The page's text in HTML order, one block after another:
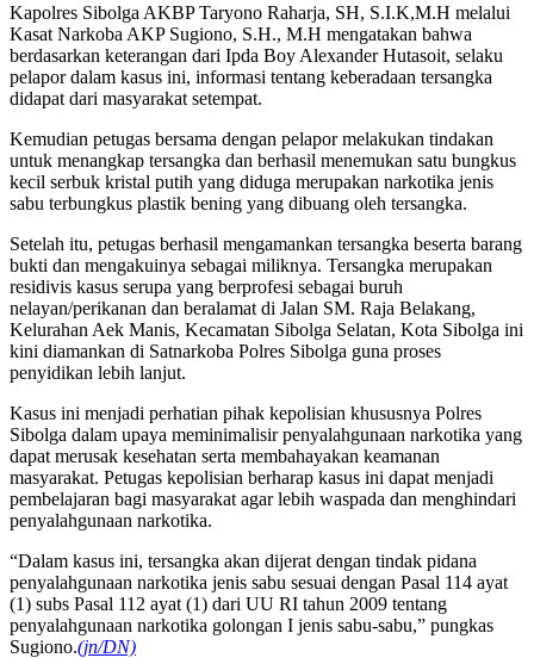
Kapolres Sibolga AKBP Taryono Raharja, SH, S.I.K,M.H melalui
Kasat Narkoba AKP Sugiono, S.H., M.H mengatakan bahwa
berdasarkan keterangan dari Ipda Boy Alexander Hutasoit, selaku
pelapor dalam kasus ini, informasi tentang keberadaan tersangka
didapat dari masyarakat setempat.
Kemudian petugas bersama dengan pelapor melakukan tindakan
untuk menangkap tersangka dan berhasil menemukan satu bungkus
kecil serbuk kristal putih yang diduga merupakan narkotika jenis
sabu terbungkus plastik bening yang dibuang oleh tersangka.
Setelah itu, petugas berhasil mengamankan tersangka beserta barang
bukti dan mengakuinya sebagai miliknya. Tersangka merupakan
residivis kasus serupa yang berprofesi sebagai buruh
nelayan/perikanan dan beralamat di Jalan SM. Raja Belakang,
Kelurahan Aek Manis, Kecamatan Sibolga Selatan, Kota Sibolga ini
kini diamankan di Satnarkoba Polres Sibolga guna proses
penyidikan lebih lanjut.
Kasus ini menjadi perhatian pihak kepolisian khususnya Polres
Sibolga dalam upaya meminimalisir penyalahgunaan narkotika yang
dapat merusak kesehatan serta membahayakan keamanan
masyarakat. Petugas kepolisian berharap kasus ini dapat menjadi
pembelajaran bagi masyarakat agar lebih waspada dan menghindari
penyalahgunaan narkotika.
“Dalam kasus ini, tersangka akan dijerat dengan tindak pidana
penyalahgunaan narkotika jenis sabu sesuai dengan Pasal 114 ayat
(1) subs Pasal 112 ayat (1) dari UU RI tahun 2009 tentang
penyalahgunaan narkotika golongan I jenis sabu-sabu,” pungkas
Sugiono.(jn/DN)